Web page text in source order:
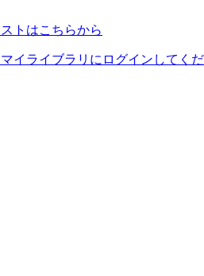
トはこちらから
イライブラリにログインしてくだ